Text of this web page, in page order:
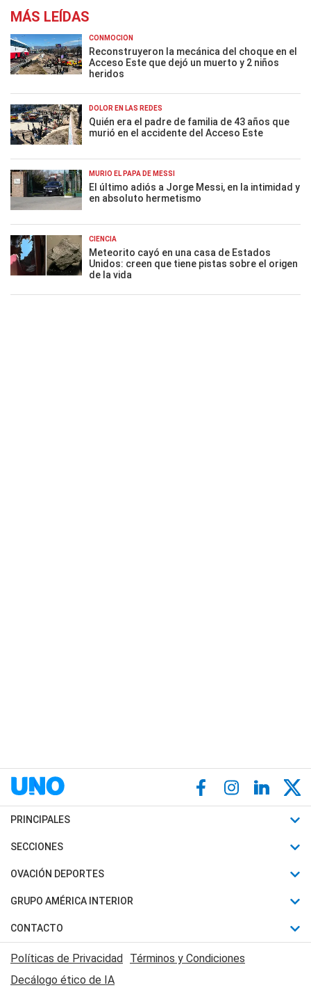
MÁS LEÍDAS
CONMOCIÓN
Reconstruyeron la mecánica del choque en el
Acceso Este que dejó un muerto y 2 niños
heridos
DOLOR EN LAS REDES
Quién era el padre de familia de 43 años que
murió en el accidente del Acceso Este
MURIÓ EL PAPÁ DE MESSI
El último adiós a Jorge Messi, en la intimidad y
en absoluto hermetismo
CIENCIA
Meteorito cayó en una casa de Estados
Unidos: creen que tiene pistas sobre el origen
de la vida
PRINCIPALES
Últimas Noticias
Política
Judiciales
Economia
SECCIONES
Horóscopo
Motores
Trucos caseros
Series y Películas
Edictos y Solicitadas
OVACIÓN DEPORTES
Fútbol
Mundial
Automovilismo
Rugby
GRUPO AMÉRICA INTERIOR
Canal 7 en Vivo
CONTACTO
Acerca de Nosotros
Contactanos
Políticas de Privacidad Términos y Condiciones
Decálogo ético de IA